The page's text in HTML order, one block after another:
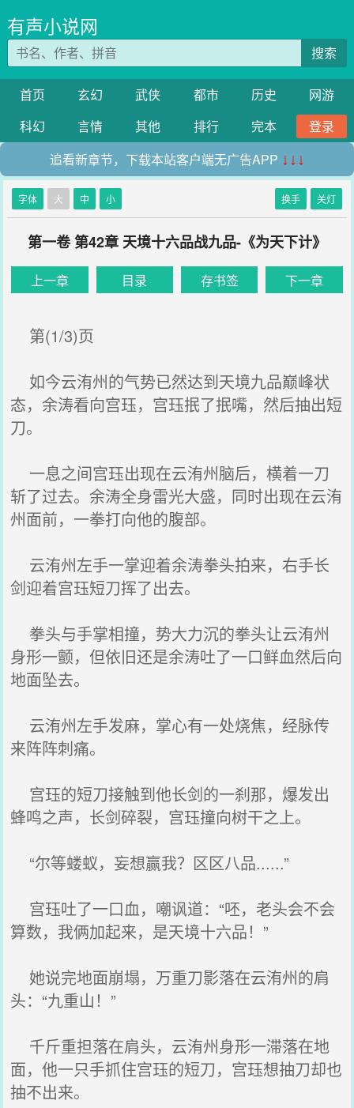
有声小说网
搜索
首页 玄幻 武侠 都市 历史
网游
科幻
言情 其他 排行 完本
登录
追看新章节，下载本站客户端无广告APP ↓↓↓
字体 大 中 小 换手 关灯
第一卷 第42章 天境十六品战九品-《为天下计》
上一章 目录 存书签 下一章
第(1/3)页
如今云洧州的气势已然达到天境九品巅峰状
态，余涛看向宫珏，宫珏抿了抿嘴，然后抽出短
刀。
一息之间宫珏出现在云洧州脑后，横着一刀
斩了过去。余涛全身雷光大盛，同时出现在云洧
州面前，一拳打向他的腹部。
云洧州左手一掌迎着余涛拳头拍来，右手长
剑迎着宫珏短刀挥了出去。
拳头与手掌相撞，势大力沉的拳头让云洧州
身形一颤，但依旧还是余涛吐了一口鲜血然后向
地面坠去。
云洧州左手发麻，掌心有一处烧焦，经脉传
来阵阵刺痛。
宫珏的短刀接触到他长剑的一刹那，爆发出
蜂鸣之声，长剑碎裂，宫珏撞向树干之上。
“尔等蝼蚁，妄想赢我？区区八品......”
宫珏吐了一口血，嘲讽道：“呸，老头会不会
算数，我俩加起来，是天境十六品！”
她说完地面崩塌，万重刀影落在云洧州的肩
头：“九重山！”
千斤重担落在肩头，云洧州身形一滞落在地
面，他一只手抓住宫珏的短刀，宫珏想抽刀却也
抽不出来。